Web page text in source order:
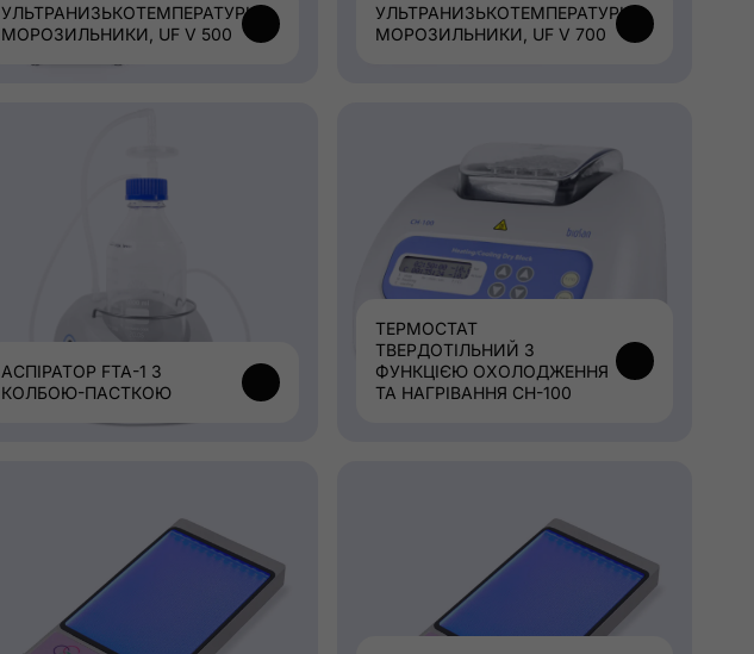
УЛЬТРАНИЗЬКОТЕМПЕРАТУРНІ
МОРОЗИЛЬНИКИ, UF V 500
УЛЬТРАНИЗЬКОТЕМПЕРАТУРНІ
МОРОЗИЛЬНИКИ, UF V 700
АСПІРАТОР FTA-1 З
КОЛБОЮ-ПАСТКОЮ
ТЕРМОСТАТ
ТВЕРДОТІЛЬНИЙ З
ФУНКЦІЄЮ ОХОЛОДЖЕННЯ
ТА НАГРІВАННЯ CH-100